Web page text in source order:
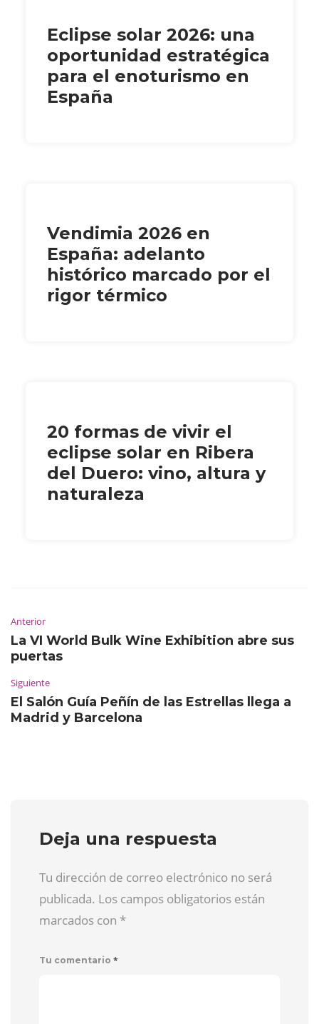
Eclipse solar 2026: una
oportunidad estratégica
para el enoturismo en
España
Vendimia 2026 en
España: adelanto
histórico marcado por el
rigor térmico
20 formas de vivir el
eclipse solar en Ribera
del Duero: vino, altura y
naturaleza
Anterior
La VI World Bulk Wine Exhibition abre sus
puertas
Siguiente
El Salón Guía Peñín de las Estrellas llega a
Madrid y Barcelona
Deja una respuesta
Tu dirección de correo electrónico no será
publicada. Los campos obligatorios están
marcados con *
Tu comentario *